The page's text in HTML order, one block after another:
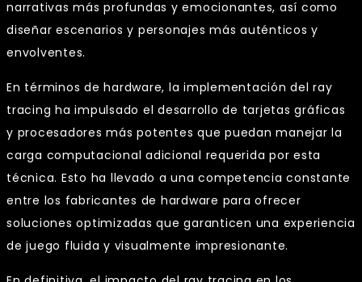
narrativas más profundas y emocionantes, así como
diseñar escenarios y personajes más auténticos y
envolventes.
En términos de hardware, la implementación del ray
tracing ha impulsado el desarrollo de tarjetas gráficas
y procesadores más potentes que puedan manejar la
carga computacional adicional requerida por esta
técnica. Esto ha llevado a una competencia constante
entre los fabricantes de hardware para ofrecer
soluciones optimizadas que garanticen una experiencia
de juego fluida y visualmente impresionante.